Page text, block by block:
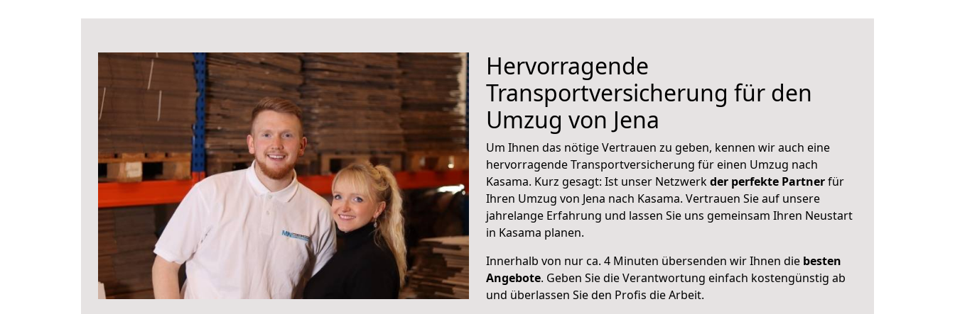
Hervorragende
Transportversicherung für den
Umzug von Jena
Um Ihnen das nötige Vertrauen zu geben, kennen wir auch eine
hervorragende Transportversicherung für einen Umzug nach
Kasama. Kurz gesagt: Ist unser Netzwerkder perfekte Partnerfür
Ihren Umzug von Jena nach Kasama. Vertrauen Sie auf unsere
jahrelange Erfahrung und lassen Sie uns gemeinsam Ihren Neustart
in Kasama planen.
Innerhalb von nur ca. 4 Minuten übersenden wir Ihnen die besten
Angebote. Geben Sie die Verantwortung einfach kostengünstig ab
und überlassen Sie den Profis die Arbeit.